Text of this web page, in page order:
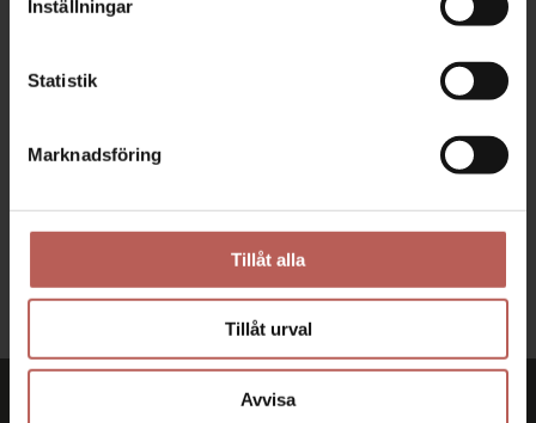
Inställningar
Statistik
Marknadsföring
Tillåt alla
Tillåt urval
Avvisa

När du köper en skulptur hos oss har du alltid
Alla skulpturer levereras i